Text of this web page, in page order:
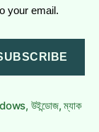
your email.
, উইন্ডোজ,ম্যাক